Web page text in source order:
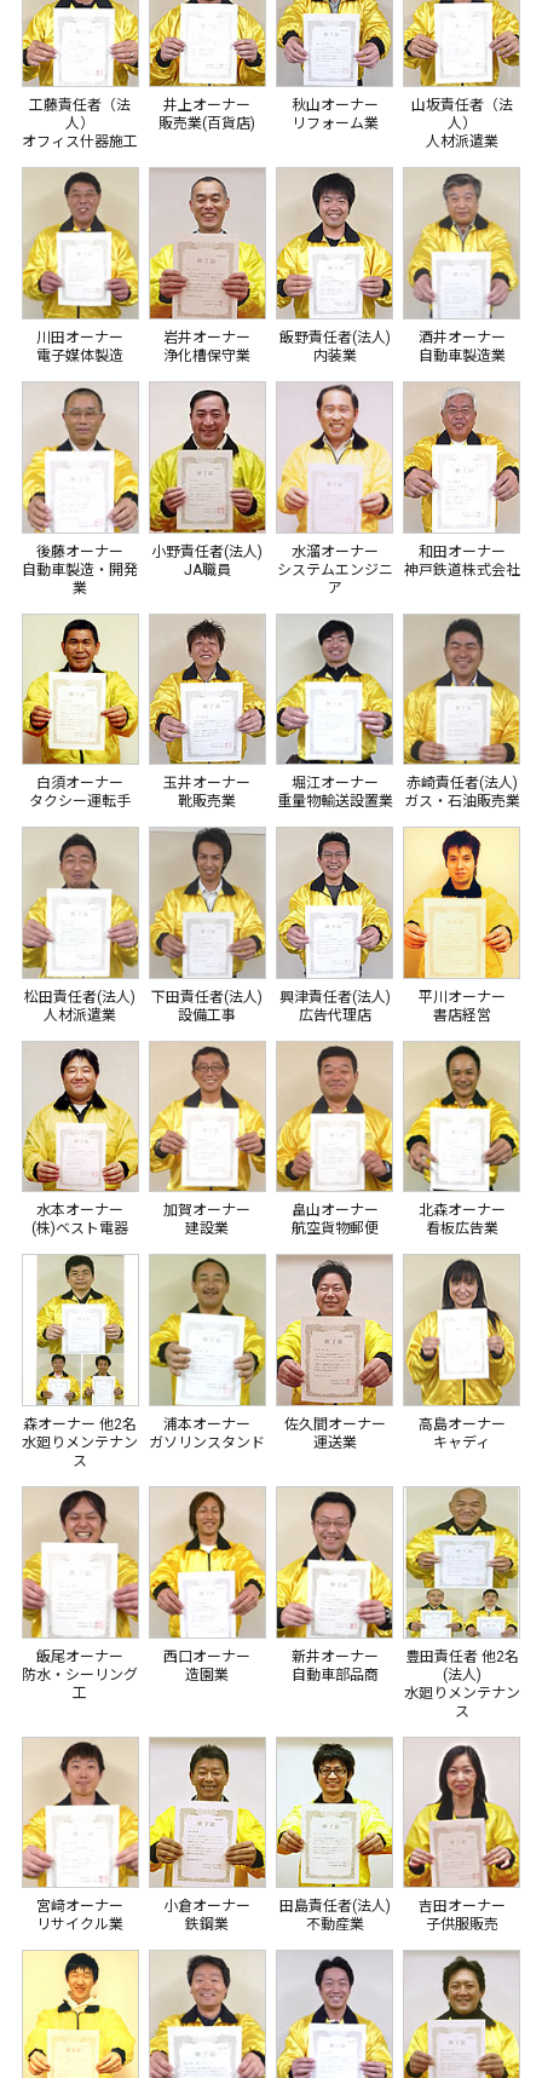
工藤責任者（法
人）
オフィス什器施工
井上オーナー
販売業(百貨店)
秋山オーナー
リフォーム業
山坂責任者（法
人）
人材派遣業
川田オーナー
電子媒体製造
岩井オーナー
浄化槽保守業
飯野責任者(法人)
内装業
酒井オーナー
自動車製造業
後藤オーナー
自動車製造・開発
業
小野責任者(法人)
JA職員
水溜オーナー
システムエンジニ
ア
和田オーナー
神戸鉄道株式会社
白須オーナー
タクシー運転手
玉井オーナー
靴販売業
堀江オーナー
重量物輸送設置業
赤崎責任者(法人)
ガス・石油販売業
松田責任者(法人)
人材派遣業
下田責任者(法人)
設備工事
興津責任者(法人)
広告代理店
平川オーナー
書店経営
水本オーナー
(株)ベスト電器
加賀オーナー
建設業
畠山オーナー
航空貨物郵便
北森オーナー
看板広告業
森オーナー 他2名
水廻りメンテナン
ス
浦本オーナー
ガソリンスタンド
佐久間オーナー
運送業
高島オーナー
キャディ
飯尾オーナー
防水・シーリング
工
西口オーナー
造園業
新井オーナー
自動車部品商
豊田責任者 他2名
(法人)
水廻りメンテナン
ス
宮﨑オーナー
リサイクル業
小倉オーナー
鉄鋼業
田島責任者(法人)
不動産業
吉田オーナー
子供服販売